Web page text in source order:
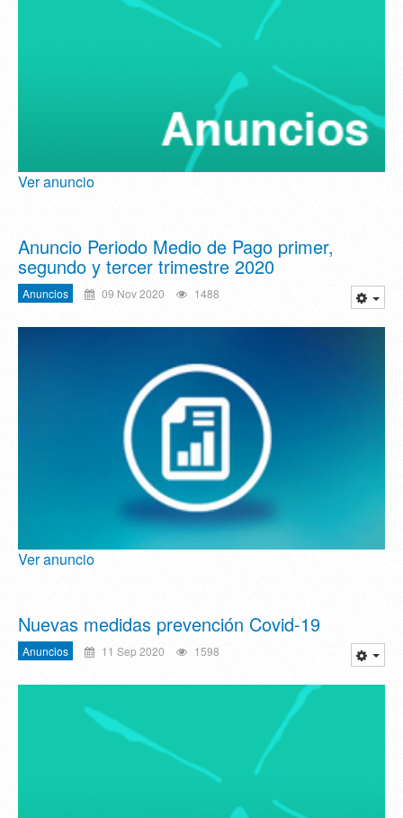
Ver anuncio
Anuncio Periodo Medio de Pago primer,
segundo y tercer trimestre 2020
Anuncios 09 Nov 2020 1488
Ver anuncio
Nuevas medidas prevención Covid-19
Anuncios 11 Sep 2020 1598